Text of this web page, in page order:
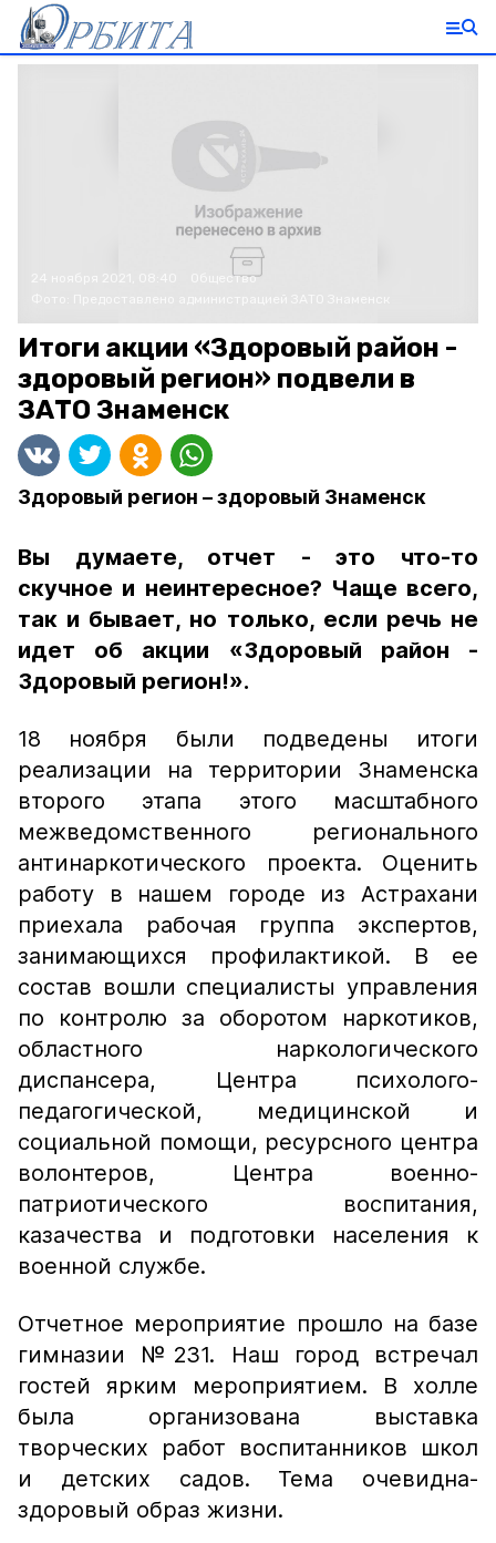
24 ноября 2021, 08:40
Общество
Итоги акции «Здоровый район -
здоровый регион» подвели в
ЗАТО Знаменск
Здоровый регион – здоровый Знаменск
Вы думаете, отчет - это что-то
скучное и неинтересное? Чаще всего,
так и бывает, но только, если речь не
идет об акции «Здоровый район -
Здоровый регион!».
18 ноября были подведены итоги
реализации на территории Знаменска
второго этапа этого масштабного
межведомственного регионального
антинаркотического проекта. Оценить
работу в нашем городе из Астрахани
приехала рабочая группа экспертов,
занимающихся профилактикой. В ее
состав вошли специалисты управления
по контролю за оборотом наркотиков,
областного наркологического
диспансера, Центра психолого-
педагогической, медицинской и
социальной помощи, ресурсного центра
волонтеров, Центра военно-
патриотического воспитания,
казачества и подготовки населения к
военной службе.
Отчетное мероприятие прошло на базе
гимназии №231. Наш город встречал
гостей ярким мероприятием. В холле
была организована выставка
творческих работ воспитанников школ
и детских садов. Тема очевидна-
здоровый образ жизни.